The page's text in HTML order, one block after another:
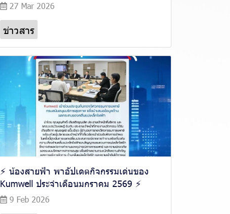
27 Mar 2026
ข่าวสาร
⚡️ น้องสายฟ้า พาอัปเดตกิจกรรมเด่นของ
Kumwell ประจำเดือนมกราคม 2569 ⚡️
9 Feb 2026